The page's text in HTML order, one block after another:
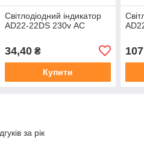
Світлодіодний індикатор
AD22-22DS 230v АC
34,40₴
Купити
за рік